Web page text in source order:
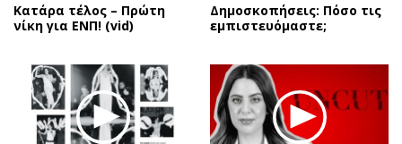
Κατάρα τέλος – Πρώτη
νίκη για ΕΝΠ! (vid)
Δημοσκοπήσεις: Πόσο τις
εμπιστευόμαστε;